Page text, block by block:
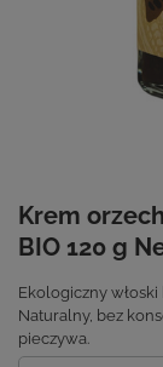
Krem
BIO 120 g
Ekologiczny
Naturalny, bez
pieczywa.